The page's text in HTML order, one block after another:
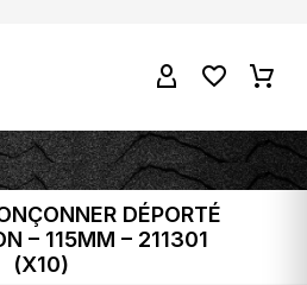
DÉPORTÉ
– 115MM – 211301
(X10)